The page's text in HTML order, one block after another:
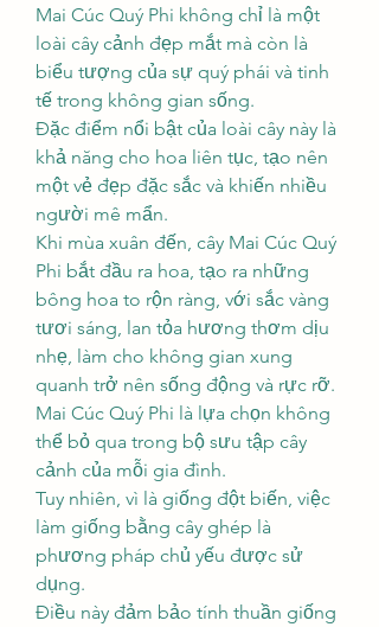
Mai Cúc Quý Phi không chỉ là một
loài cây cảnh đẹp mắt mà còn là
biểu tượng của sự quý phái và tinh
tế trong không gian sống.
Đặc điểm nổi bật của loài cây này là
khả năng cho hoa liên tục, tạo nên
một vẻ đẹp đặc sắc và khiến nhiều
người mê mẩn.
Khi mùa xuân đến, cây Mai Cúc Quý
Phi bắt đầu ra hoa, tạo ra những
bông hoa to rộn ràng, với sắc vàng
tươi sáng, lan tỏa hương thơm dịu
nhẹ, làm cho không gian xung
quanh trở nên sống động và rực rỡ.
Mai Cúc Quý Phi là lựa chọn không
thể bỏ qua trong bộ sưu tập cây
cảnh của mỗi gia đình.
Tuy nhiên, vì là giống đột biến, việc
làm giống bằng cây ghép là
phương pháp chủ yếu được sử
dụng.
Điều này đảm bảo tính thuần giống